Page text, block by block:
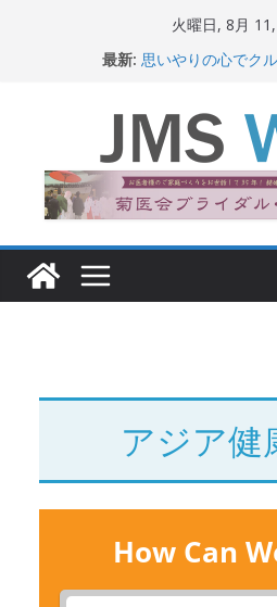
ッ
火曜日, 8月
最新: 思いやりの心でク
関東大震災から100
新生ニッポン！
アジア健
How Can